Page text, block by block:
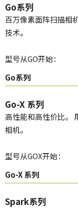
Go系列
百万像素面阵扫描相
技术。
型号从GO开始：
Go系列
Go-X 系列
高性能和高性价比。
相机。
型号从GOX开始：
Go-X 系列
Spark系列